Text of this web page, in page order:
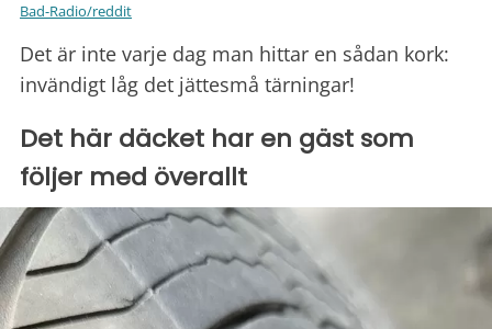
Bad-Radio/reddit
Det är inte varje dag man hittar en sådan kork:
invändigt låg det jättesmå tärningar!
Det här däcket har en gäst som
följer med överallt